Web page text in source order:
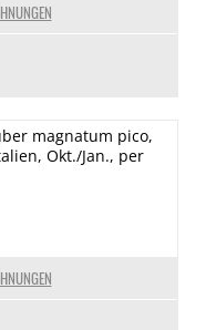
magnatum pico,
Okt./Jan., per